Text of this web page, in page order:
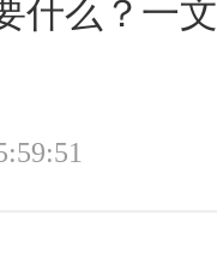
什么？一文